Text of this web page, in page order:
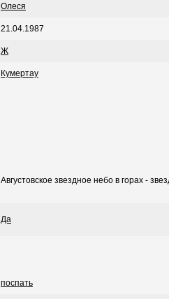
Олеся
21.04.1987
Ж
Кумертау
Августовское звездное небо в горах -
Да
поспать